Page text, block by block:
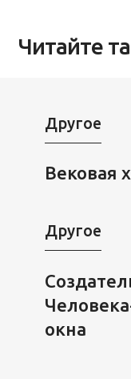
Читайте
Другое
Вековая
Другое
окна